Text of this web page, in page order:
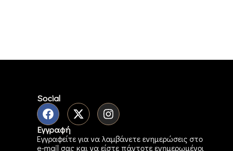
Social
Εγγραφή
Εγγραφείτε για να λαμβάνετε ενημερώσεις στο
e-mail σας και να είστε πάντοτε ενημερωμένοι